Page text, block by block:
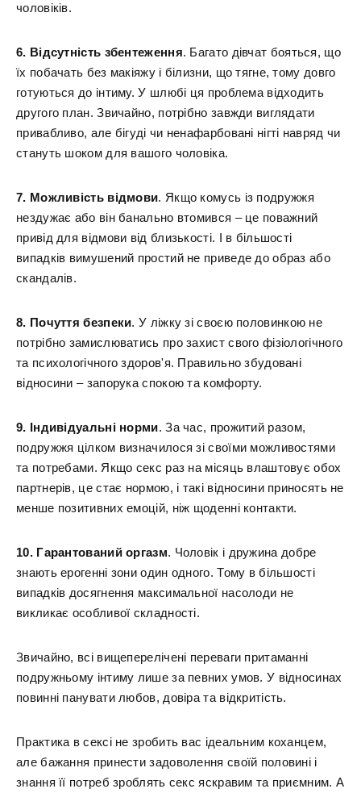
чоловіків.
6. Відсутність збентеження. Багато дівчат бояться, що
їх побачать без макіяжу і білизни, що тягне, тому довго
готуються до інтиму. У шлюбі ця проблема відходить
другого план. Звичайно, потрібно завжди виглядати
привабливо, але бігуді чи ненафарбовані нігті навряд чи
стануть шоком для вашого чоловіка.
7. Можливість відмови. Якщо комусь із подружжя
нездужає або він банально втомився – це поважний
привід для відмови від близькості. І в більшості
випадків вимушений простий не приведе до образ або
скандалів.
8. Почуття безпеки. У ліжку зі своєю половинкою не
потрібно замислюватись про захист свого фізіологічного
та психологічного здоров'я. Правильно збудовані
відносини – запорука спокою та комфорту.
9. Індивідуальні норми. За час, прожитий разом,
подружжя цілком визначилося зі своїми можливостями
та потребами. Якщо секс раз на місяць влаштовує обох
партнерів, це стає нормою, і такі відносини приносять не
менше позитивних емоцій, ніж щоденні контакти.
10. Гарантований оргазм. Чоловік і дружина добре
знають ерогенні зони один одного. Тому в більшості
випадків досягнення максимальної насолоди не
викликає особливої складності.
Звичайно, всі вищеперелічені переваги притаманні
подружньому інтиму лише за певних умов. У відносинах
повинні панувати любов, довіра та відкритість.
Практика в сексі не зробить вас ідеальним коханцем,
але бажання принести задоволення своїй половині і
знання її потреб зроблять секс яскравим та приємним. А